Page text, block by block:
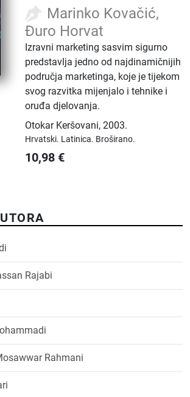
Marinko Kovačić,
Đuro Horvat
Izravni marketing sasvim sigurno
predstavlja jedno od najdinamičnijih
područja marketinga, koje je tijekom
svog razvitka mijenjalo i tehnike i
oruđa djelovanja.
Otokar Keršovani,2003.
Hrvatski. Latinica. Broširano.
10,98 €
Rajabi
Rahmani